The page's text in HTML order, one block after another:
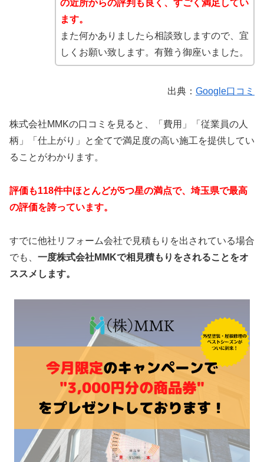
の近所からの評判も良く、すごく満足してい
ます。
また何かありましたら相談致しますので、宜
しくお願い致します。有難う御座いました。
出典： Google口コミ
株式会社MMKの口コミを見ると、「費用」「従業員の人
柄」「仕上がり」と全てで満足度の高い施工を提供してい
ることがわかります。
評価も118件中ほとんどが5つ星の満点で、埼玉県で最高
の評価を誇っています。
すでに他社リフォーム会社で見積もりを出されている場合
でも、 一度株式会社MMKで相見積もりをされることをオ
ススメします。